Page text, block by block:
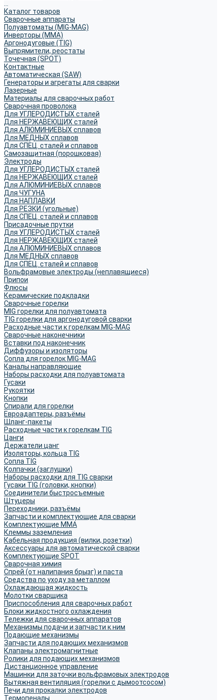
Каталог товаров
Сварочные аппараты
Полуавтоматы (MIG-MAG)
Инверторы (MMA)
Аргонодуговые (TIG)
Выпрямители, реостаты
Точечная (SPOT)
Контактные
Автоматическая (SAW)
Генераторы и агрегаты для сварки
Лазерные
Материалы для сварочных работ
Сварочная проволока
Для УГЛЕРОДИСТЫХ сталей
Для НЕРЖАВЕЮЩИХ сталей
Для АЛЮМИНИЕВЫХ сплавов
Для МЕДНЫХ сплавов
Для СПЕЦ. сталей и сплавов
Самозащитная (порошковая)
Электроды
Для УГЛЕРОДИСТЫХ сталей
Для НЕРЖАВЕЮЩИХ сталей
Для АЛЮМИНИЕВЫХ сплавов
Для ЧУГУНА
Для НАПЛАВКИ
Для РЕЗКИ (угольные)
Для СПЕЦ. сталей и сплавов
Присадочные прутки
Для УГЛЕРОДИСТЫХ сталей
Для НЕРЖАВЕЮЩИХ сталей
Для АЛЮМИНИЕВЫХ сплавов
Для МЕДНЫХ сплавов
Для СПЕЦ. сталей и сплавов
Вольфрамовые электроды (неплавящиеся)
Припои
Флюсы
Керамические подкладки
Сварочные горелки
MIG горелки для полуавтомата
TIG горелки для аргонодуговой сварки
Расходные части к горелкам MIG-MAG
Сварочные наконечники
Вставки под наконечник
Диффузоры и изоляторы
Сопла для горелок MIG-MAG
Каналы направляющие
Наборы расходки для полуавтомата
Гусаки
Рукоятки
Кнопки
Спирали для горелки
Евроадаптеры, разъёмы
Шланг-пакеты
Расходные части к горелкам TIG
Цанги
Держатели цанг
Изоляторы, кольца TIG
Сопла TIG
Колпачки (заглушки)
Наборы расходки для TIG сварки
Гусаки TIG (головки, кнопки)
Соединители быстросъемные
Штуцеры
Переходники, разъёмы
Запчасти и комплектующие для сварки
Комплектующие ММА
Клеммы заземления
Кабельная продукция (вилки, розетки)
Аксессуары для автоматической сварки
Комплектующие SPOT
Сварочная химия
Спрей (от налипания брызг) и паста
Средства по уходу за металлом
Охлаждающая жидкость
Молотки сварщика
Приспособления для сварочных работ
Блоки жидкостного охлаждения
Тележки для сварочных аппаратов
Механизмы подачи и запчасти к ним
Подающие механизмы
Запчасти для подающих механизмов
Клапаны электромагнитные
Ролики для подающих механизмов
Дистанционное управление
Машинки для заточки вольфрамовых электродов
Вытяжная вентиляция (горелки с дымоотсосом)
Печи для прокалки электродов
Термопеналы